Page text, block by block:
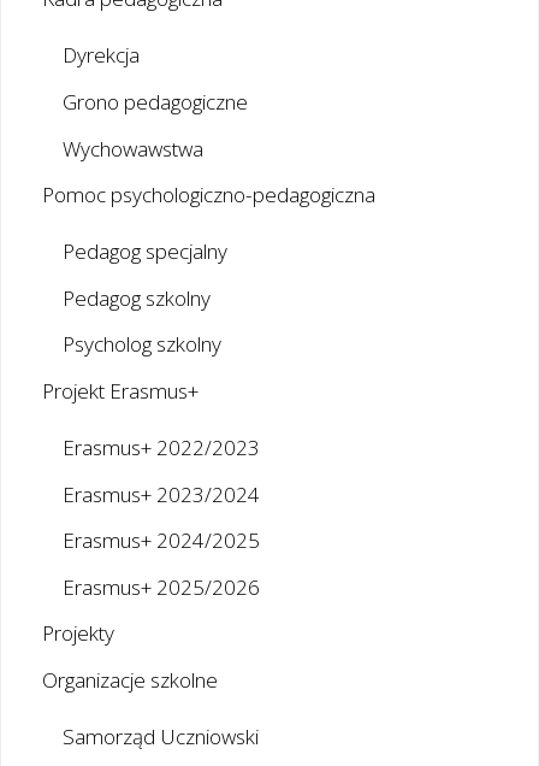
Dyrekcja
Grono pedagogiczne
Wychowawstwa
Pomoc psychologiczno-pedagogiczna
Pedagog specjalny
Pedagog szkolny
Psycholog szkolny
Projekt Erasmus+
Erasmus+ 2022/2023
Erasmus+ 2023/2024
Erasmus+ 2024/2025
Erasmus+ 2025/2026
Projekty
Organizacje szkolne
Samorząd Uczniowski